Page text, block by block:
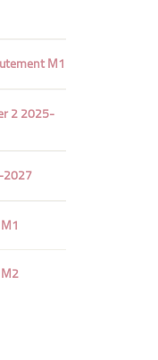
M1
2 2025-
2027